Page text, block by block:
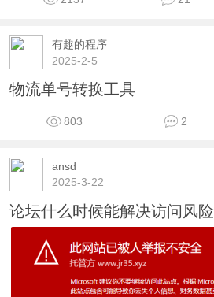
有趣的程序
2025-2-5
物流单号转换工具
803 2
ansd
2025-3-22
论坛什么时候能解决访问风险